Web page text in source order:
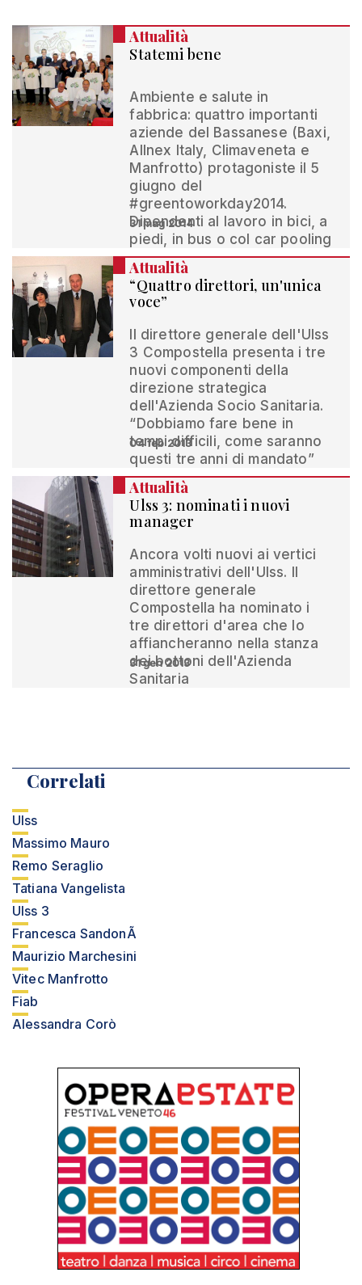
Attualità
Statemi bene
Ambiente e salute in
fabbrica: quattro importanti
aziende del Bassanese (Baxi,
Allnex Italy, Climaveneta e
Manfrotto) protagoniste il 5
giugno del
#greentoworkday2014.
Dipendenti al lavoro in bici, a
piedi, in bus o col car pooling
31 mag 2014
Attualità
“Quattro direttori, un'unica
voce”
Il direttore generale dell'Ulss
3 Compostella presenta i tre
nuovi componenti della
direzione strategica
dell'Azienda Socio Sanitaria.
“Dobbiamo fare bene in
tempi difficili, come saranno
questi tre anni di mandato”
04 feb 2013
Attualità
Ulss 3: nominati i nuovi
manager
Ancora volti nuovi ai vertici
amministrativi dell'Ulss. Il
direttore generale
Compostella ha nominato i
tre direttori d'area che lo
affiancheranno nella stanza
dei bottoni dell'Azienda
Sanitaria
31 gen 2013
Correlati
Ulss
Massimo Mauro
Remo Seraglio
Tatiana Vangelista
Ulss 3
Francesca SandonÃ
Maurizio Marchesini
Vitec Manfrotto
Fiab
Alessandra Corò